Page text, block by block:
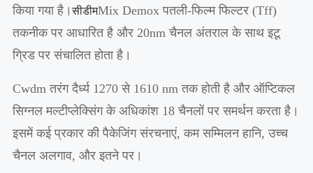
किया गया है।सीडीमMix Demox पतली-फिल्म फिल्टर (Tff)
तकनीक पर आधारित है और 20nm चैनल अंतराल के साथ इटू
ग्रिड पर संचालित होता है।
Cwdm तरंग दैर्ध्य 1270 से 1610 nm तक होती है और ऑप्टिकल
सिग्नल मल्टीप्लेक्सिंग के अधिकांश 18 चैनलों पर समर्थन करता है।
इसमें कई प्रकार की पैकेजिंग संरचनाएं, कम सम्मिलन हानि, उच्च
चैनल अलगाव, और इतने पर।